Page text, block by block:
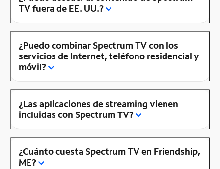
TV fuera de EE. UU.?
¿Puedo combinar Spectrum TV con los
servicios de Internet, teléfono residencial y
móvil?
¿Las aplicaciones de streaming vienen
incluidas con Spectrum TV?
¿Cuánto cuesta Spectrum TV en Friendship,
ME?